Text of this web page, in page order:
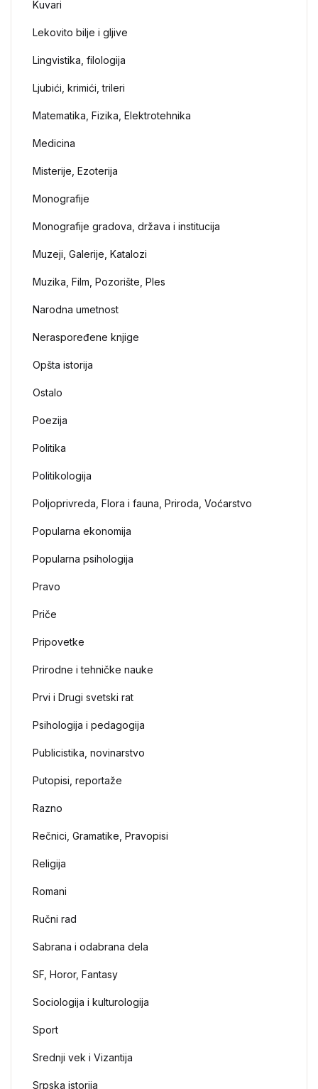
Kuvari
Lekovito bilje i gljive
Lingvistika, filologija
Ljubići, krimići, trileri
Matematika, Fizika, Elektrotehnika
Medicina
Misterije, Ezoterija
Monografije
Monografije gradova, država i institucija
Muzeji, Galerije, Katalozi
Muzika, Film, Pozorište, Ples
Narodna umetnost
Neraspoređene knjige
Opšta istorija
Ostalo
Poezija
Politika
Politikologija
Poljoprivreda, Flora i fauna, Priroda, Voćarstvo
Popularna ekonomija
Popularna psihologija
Pravo
Priče
Pripovetke
Prirodne i tehničke nauke
Prvi i Drugi svetski rat
Psihologija i pedagogija
Publicistika, novinarstvo
Putopisi, reportaže
Razno
Rečnici, Gramatike, Pravopisi
Religija
Romani
Ručni rad
Sabrana i odabrana dela
SF, Horor, Fantasy
Sociologija i kulturologija
Sport
Srednji vek i Vizantija
Srpska istorija